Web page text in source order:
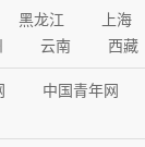
黑龙江 上海
云南 西藏
中国青年网